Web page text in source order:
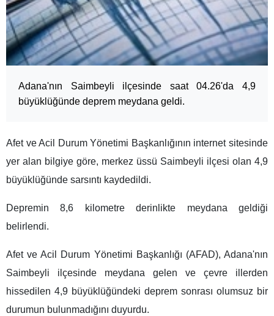
Adana'nın Saimbeyli ilçesinde saat 04.26'da 4,9
büyüklüğünde deprem meydana geldi.
Afet ve Acil Durum Yönetimi Başkanlığının internet sitesinde
yer alan bilgiye göre, merkez üssü Saimbeyli ilçesi olan 4,9
büyüklüğünde sarsıntı kaydedildi.
Depremin 8,6 kilometre derinlikte meydana geldiği
belirlendi.
Afet ve Acil Durum Yönetimi Başkanlığı (AFAD), Adana'nın
Saimbeyli ilçesinde meydana gelen ve çevre illerden
hissedilen 4,9 büyüklüğündeki deprem sonrası olumsuz bir
durumun bulunmadığını duyurdu.